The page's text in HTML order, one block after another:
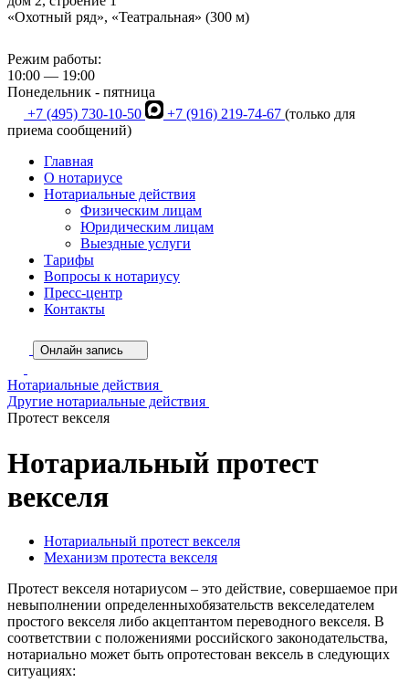
«Охотный ряд», «Театральная» (300 м)
Режим работы:
10:00 — 19:00
Понедельник - пятница
+7 (495) 730-10-50
+7 (916) 219-74-67 (только для
приема сообщений)
Главная
О нотариусе
Нотариальные действия
Физическим лицам
Юридическим лицам
Выездные услуги
Тарифы
Вопросы к нотариусу
Пресс-центр
Контакты
Онлайн запись
Нотариальные действия
Другие нотариальные действия
Протест векселя
Нотариальный протест
векселя
Нотариальный протест векселя
Механизм протеста векселя
Протест векселя нотариусом – это действие, совершаемое при
невыполнении определенныхобязательств векселедателем
простого векселя либо акцептантом переводного векселя. В
соответствии с положениями российского законодательства,
нотариально может быть опротестован вексель в следующих
ситуациях: